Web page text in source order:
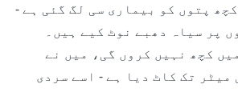
پتوں کو بیماری سی لگ گئی ہے -
پر سیاہ دھبے نوٹ کیے ہیں۔
کچھ نہیں کروں گی، میں نے
15 سینٹی میٹر تک کاٹ دیا ہے - اسے سردی